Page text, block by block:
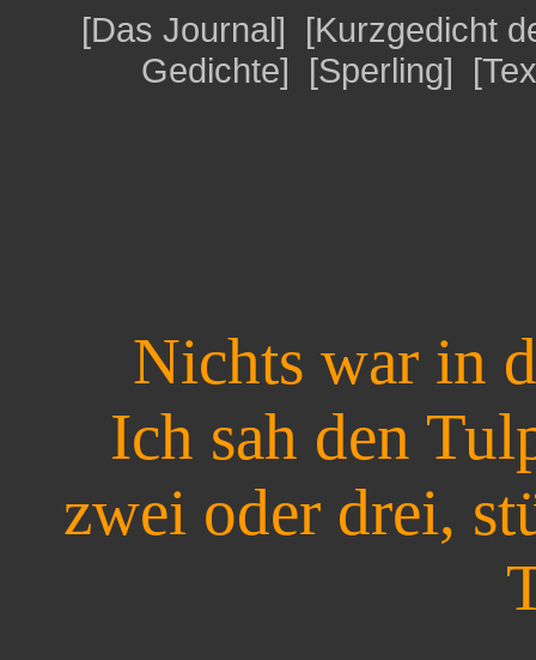
[Das Journal] [Kurzgedicht
Gedichte] [Sperling] [
Nichts war in
Ich sah den
zwei oder drei,